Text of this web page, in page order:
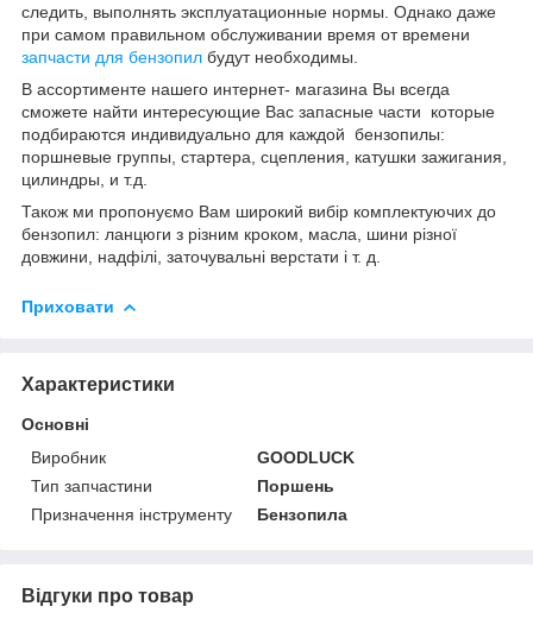
следить, выполнять эксплуатационные нормы. Однако даже
при самом правильном обслуживании время от времени
запчасти для бензопил будут необходимы.
В ассортименте нашего интернет- магазина Вы всегда
сможете найти интересующие Вас запасные части которые
подбираются индивидуально для каждой бензопилы:
поршневые группы, стартера, сцепления, катушки зажигания,
цилиндры, и т.д.
Також ми пропонуємо Вам широкий вибір комплектуючих до
бензопил: ланцюги з різним кроком, масла, шини різної
довжини, надфілі, заточувальні верстати і т. д.
Приховати
Характеристики
Основні
Виробник
GOODLUCK
Тип запчастини
Поршень
Призначення інструменту
Бензопила
Відгуки про товар